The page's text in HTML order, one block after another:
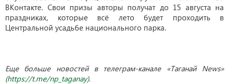
ВКонтакте. Свои призы авторы получат до 15 августа на
праздниках, которые всё лето будет проходить в
Центральной усадьбе национального парка.
Еще больше новостей в телеграм-канале «Таганай News»
(https://t.me/np_taganay).